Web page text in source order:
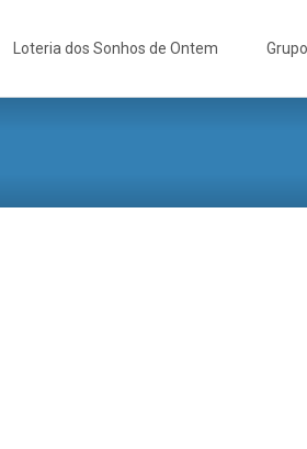
Loteria dos Sonhos de Ontem